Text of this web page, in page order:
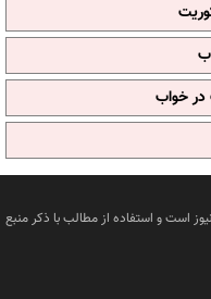
خواب
است و استفاده از مطالب با ذکر منبع